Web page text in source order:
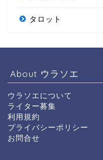
タロット
About ウラソエ
ウラソエについて
ライター募集
利用規約
プライバシーポリシー
お問合せ